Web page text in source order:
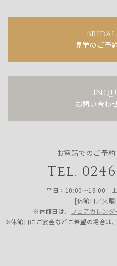
見学のご予
お問い合わ
お電話でのご予
Tel.
平日：10:00〜19:00
[休館日／火曜
※休館日は、 フェアカレンダ
※休館日にご宴会などご希望の場合は